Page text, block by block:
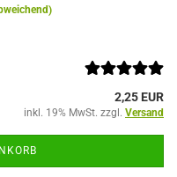
2,25 EUR
inkl. 19% MwSt. zzgl. Versand